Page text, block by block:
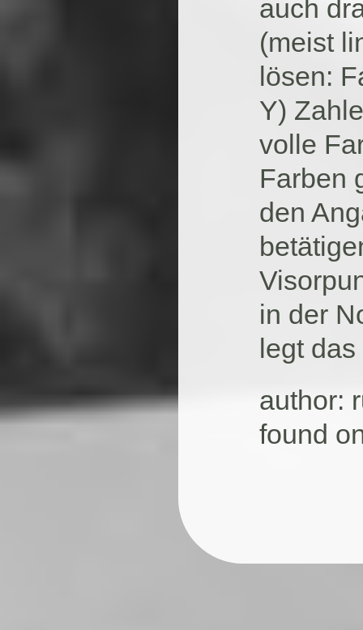
auch
(meist
lösen:
Y)
volle
Farben
den
in der
legt
author:
found